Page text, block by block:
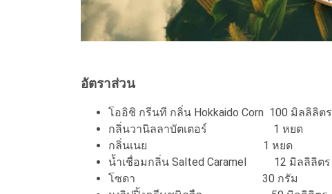
อัตราส่วน
โออิชิ กรีนที กลิ่น Hokkaido Corn 100 มิลลิลิตร
กลิ่นวานิลลาบัตเตอร์ 1 หยด
กลิ่นเนย 1 หยด
น้ำเชื่อมกลิ่น Salted Caramel 12 มิลลิลิตร
โซดา 30 กรัม